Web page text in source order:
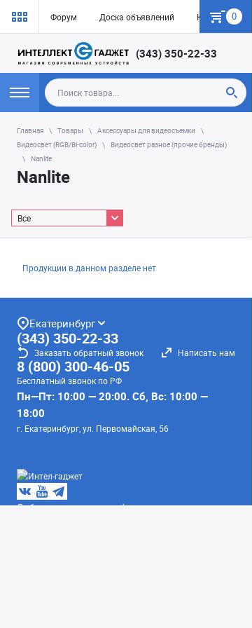
Форум Доска объявлений Как купить
0
(343) 350-22-33
Главная Товары
Аксессуары для видеосъемки
Видеосвет (RGB/Bi-color)
Видеосвет разное (прочие бренды)
Nanlite
Nanlite
Все
Продукции в данном разделе нет
Екатеринбург
(343) 350-22-33
Заказать обратный звонок Написать нам
8 (800) 300-46-05
Бесплатный звонок по РФ
Пн—Пт: 10:00 — 20:00. Сб, Вс: 10:00 —
18:00
г. Екатеринбург, ул. Первомайская, 56
Любое несоответствие информации о продукте на